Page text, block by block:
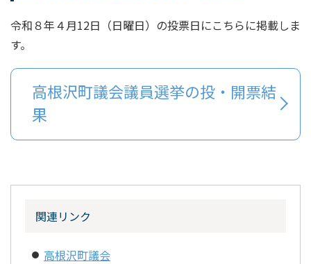
令和８年４月12日（日曜日）の投票日にこちらに掲載しま
す。
高根沢町議会議員選挙の投・開票結
果
関連リンク
高根沢町議会